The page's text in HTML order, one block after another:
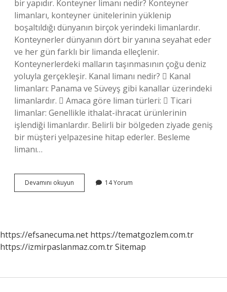
bir yapıdır. Konteyner limanı nedir? Konteyner
limanları, konteyner ünitelerinin yüklenip
boşaltıldığı dünyanın birçok yerindeki limanlardır.
Konteynerler dünyanın dört bir yanına seyahat eder
ve her gün farklı bir limanda elleçlenir.
Konteynerlerdeki malların taşınmasının çoğu deniz
yoluyla gerçekleşir. Kanal limanı nedir?  Kanal
limanları: Panama ve Süveyş gibi kanallar üzerindeki
limanlardır.  Amaca göre liman türleri:  Ticari
limanlar: Genellikle ithalat-ihracat ürünlerinin
işlendiği limanlardır. Belirli bir bölgeden ziyade geniş
bir müşteri yelpazesine hitap ederler. Besleme
limanı…
Devamını okuyun
Limanı
14 Yorum
https://efsanecuma.net https://tematgozlem.com.tr
https://izmirpaslanmaz.com.trSitemap